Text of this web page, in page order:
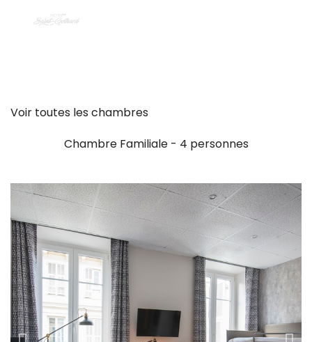
Voir toutes les chambres
Chambre Familiale - 4 personnes